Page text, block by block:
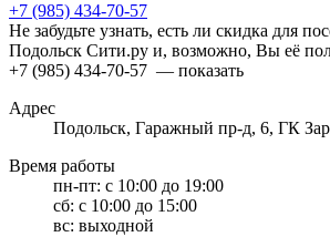
+7 (985) 434-70-57
Не забудьте узнать, есть ли скидка для
Подольск Сити.ру и, возможно, Вы её
+7 (985) 434-70-57 — показать
Адрес
Подольск, Гаражный пр-д, 6, ГК
Время работы
пн-пт: с 10:00 до 19:00
сб: с 10:00 до 15:00
вс: выходной